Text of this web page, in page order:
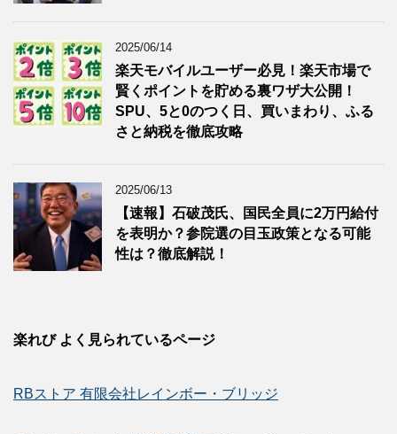
2025/06/14
楽天モバイルユーザー必見！楽天市場で
賢くポイントを貯める裏ワザ大公開！
SPU、5と0のつく日、買いまわり、ふる
さと納税を徹底攻略
2025/06/13
【速報】石破茂氏、国民全員に2万円給付
を表明か？参院選の目玉政策となる可能
性は？徹底解説！
楽れび よく見られているページ
RBストア 有限会社レインボー・ブリッジ